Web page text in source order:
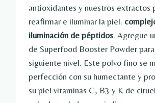
antioxidantes y nuestros extractos
reafirmar e iluminar la piel.
iluminación de péptidos. Agregue
de Superfood Booster Powder
siguiente nivel. Este polvo fino se
perfección con su humectante y
su piel vitaminas C, B3 y K de